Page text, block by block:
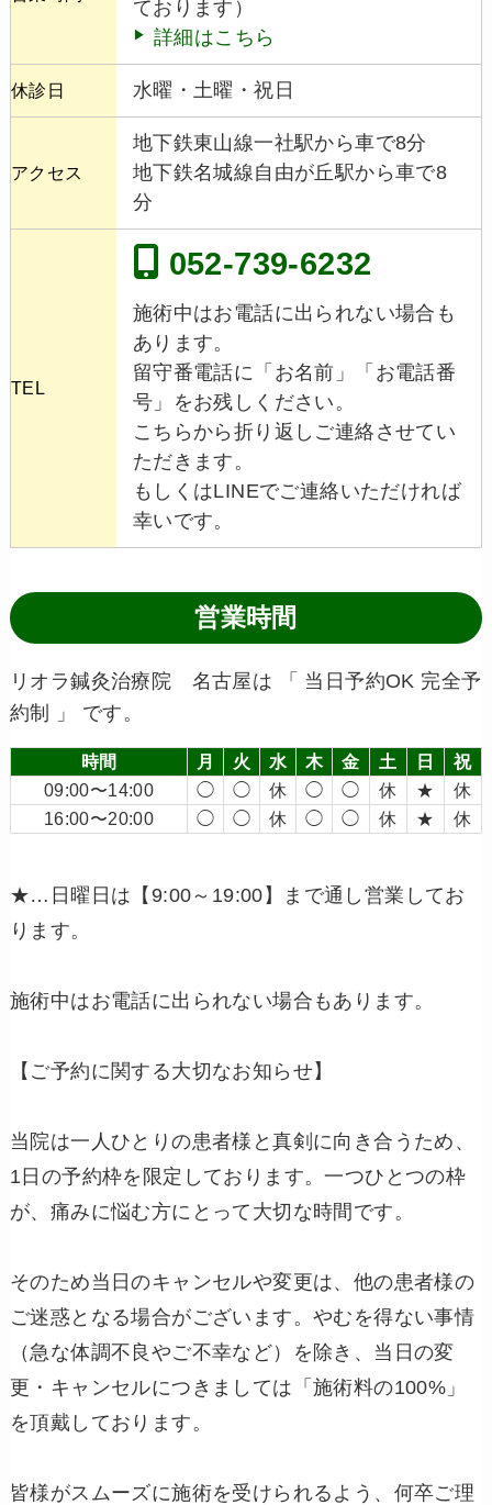
ております）
詳細はこちら
休診日 水曜・土曜・祝日
アクセス
地下鉄東山線一社駅から車で8分
地下鉄名城線自由が丘駅から車で8
分
TEL
052-739-6232
施術中はお電話に出られない場合も
あります。
留守番電話に「お名前」「お電話番
号」をお残しください。
こちらから折り返しご連絡させてい
ただきます。
もしくはLINEでご連絡いただければ
幸いです。
営業時間
リオラ鍼灸治療院 名古屋は 「 当日予約OK 完全予
約制 」 です。
時間 月 火 水 木 金 土 日
祝
09:00〜14:00
◯ ◯ 休 ◯ ◯ 休 ★
休
16:00〜20:00
◯ ◯ 休 ◯ ◯ 休 ★ 休
★…日曜日は【9:00～19:00】まで通し営業してお
ります。
施術中はお電話に出られない場合もあります。
【ご予約に関する大切なお知らせ】
当院は一人ひとりの患者様と真剣に向き合うため、
1日の予約枠を限定しております。一つひとつの枠
が、痛みに悩む方にとって大切な時間です。
そのため当日のキャンセルや変更は、他の患者様の
ご迷惑となる場合がございます。やむを得ない事情
（急な体調不良やご不幸など）を除き、当日の変
更・キャンセルにつきましては「施術料の100%」
を頂戴しております。
皆様がスムーズに施術を受けられるよう、何卒ご理